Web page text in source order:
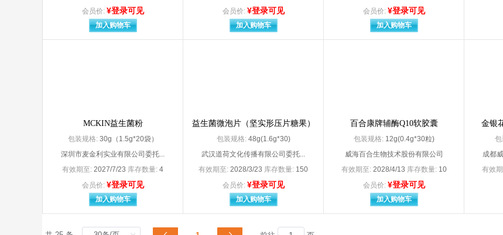
保定中药制药股份有限公司
北大医药股份有限公司 北京澳特舒尔保健品开发有限
北京北大维信生物科技有限公司
北京北陆药业股份有限公司 北京博德福伟业仪器仪表有限
北京长城制药有限公司
北京长城制药有限公司（原北京长城制药厂 北京恩泽嘉事制药有限公司
北京福元医药股份有限公司
北京福元医药股份有限公司（原名：北京万生药业有限责任公司
北京诺华制药有限公司 Novartis Pharmaceu
北京诺华制药有限公司（授托方：山德士（中国）制药有限公司）
北京三元基因药业股份有限公司（原名：北京三元基因工程有限公司
北京市富乐科技开发有限公司 北京市燕京药业有限公司
北京市永康药业有限公司
北京曙光药业有限责任公司 北京双吉制药有限公司
北京斯利安药业有限公司
北京四环科宝制药有限公司
北京同仁堂股份有限公司同仁堂制药厂
北京同仁堂科技发展股份有限公司
北京同仁堂天然药物（唐山）有限公司
北京同仁堂制药有限公司 北京万辉双鹤药业有限责任公司
北京万泰生物药业股份有限公司
北京祥瑞生物制品有限公司 北京协和药厂
北京亚东生物制药有限公司
北京怡成生物电子技术股份有限公司
会员价: ¥登录可见
加入购物车
会员价: ¥登录可见
加入购物车
会员价: ¥登录可见
加入购物车
MCKIN益生菌粉
包装规格: 30g（1.5g*20袋）
深圳市麦金利实业有限公司委托...
有效期至: 2027/7/23 库存数量: 4
会员价: ¥登录可见
加入购物车
益生菌微泡片（坚实形压片糖果）
包装规格: 48g(1.6g*30)
武汉道荷文化传播有限公司委托...
有效期至: 2028/3/23 库存数量: 150
会员价: ¥登录可见
加入购物车
百合康牌辅酶Q10软胶囊
包装规格: 12g(0.4g*30粒)
威海百合生物技术股份有限公司
有效期至: 2028/4/13 库存数量: 10
会员价: ¥登录可见
加入购物车
金银
成都
有效